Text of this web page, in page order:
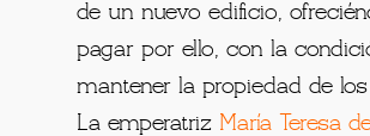
de un nuevo edificio,
pagar por ello, con la
mantener la propiedad de
La emperatriz María Teresa